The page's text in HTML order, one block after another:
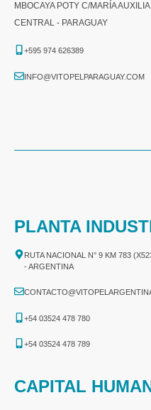
MBOCAYA POTY C/MARÍA
CENTRAL - PARAGUAY
+595 974 626389
INFO@VITOPELPARAGUAY.COM
PLANTA
RUTA NACIONAL N° 9 KM 783
- ARGENTINA
+54 03524 478 780​
+54 03524 478 789​
CAPITAL